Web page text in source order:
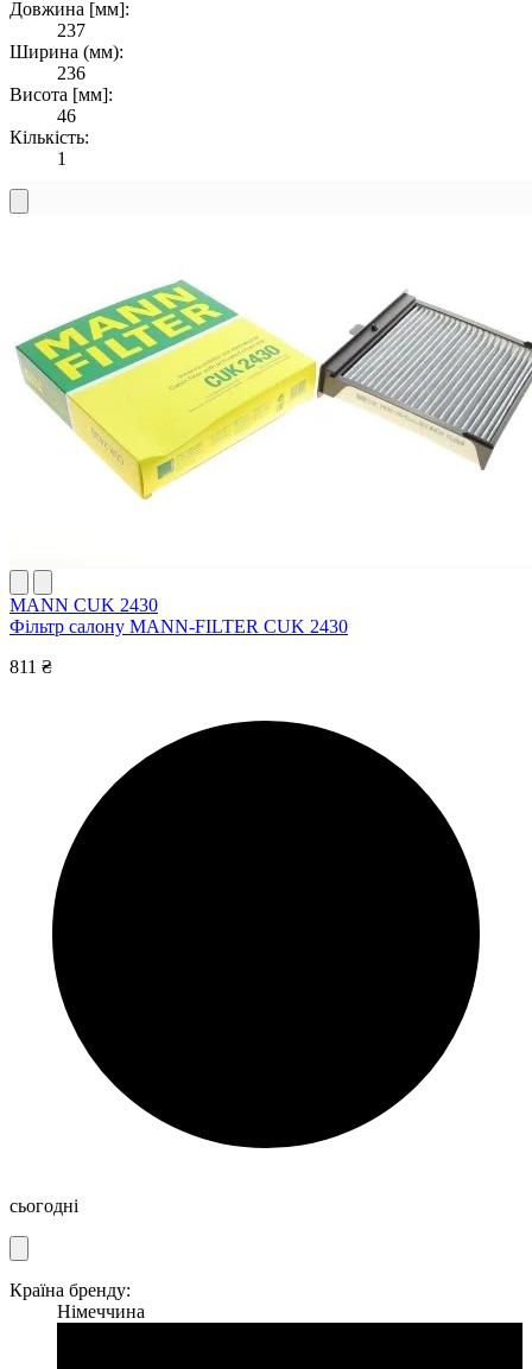
Довжина [мм]:
237
Ширина (мм):
236
Висота [мм]:
46
Кількість:
1
MANN CUK 2430
Фільтр салону MANN-FILTER CUK 2430
811 ₴
сьогодні
Країна бренду:
Німеччина